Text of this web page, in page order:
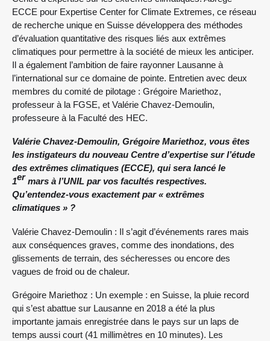
ECCE pour Expertise Center for Climate Extremes, ce réseau
de recherche unique en Suisse développera des méthodes
d’évaluation quantitative des risques liés aux extrêmes
climatiques pour permettre à la société de mieux les anticiper.
Il a également l’ambition de faire rayonner Lausanne à
l’international sur ce domaine de pointe. Entretien avec deux
membres du comité de pilotage : Grégoire Mariethoz,
professeur à la FGSE, et Valérie Chavez-Demoulin,
professeure à la Faculté des HEC.
Valérie Chavez-Demoulin, Grégoire Mariethoz, vous êtes
les instigateurs du nouveau Centre d’expertise sur l’étude
des extrêmes climatiques (ECCE), qui sera lancé le
1er mars à l’UNIL par vos facultés respectives.
Qu’entendez-vous exactement par « extrêmes
climatiques » ?
Valérie Chavez-Demoulin : Il s’agit d’événements rares mais
aux conséquences graves, comme des inondations, des
glissements de terrain, des sécheresses ou encore des
vagues de froid ou de chaleur.
Grégoire Mariethoz : Un exemple : en Suisse, la pluie record
qui s’est abattue sur Lausanne en 2018 a été la plus
importante jamais enregistrée dans le pays sur un laps de
temps aussi court (41 millimètres en 10 minutes). Les